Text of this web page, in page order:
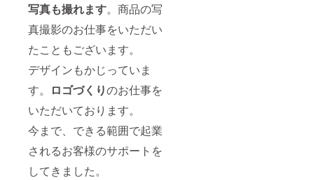
写真も撮れます。商品の写
真撮影のお仕事をいただい
たこともございます。
デザインもかじっていま
す。
ロゴづくりのお仕事を
いただいております。
今まで、できる範囲で起業
されるお客様のサポートを
してきました。